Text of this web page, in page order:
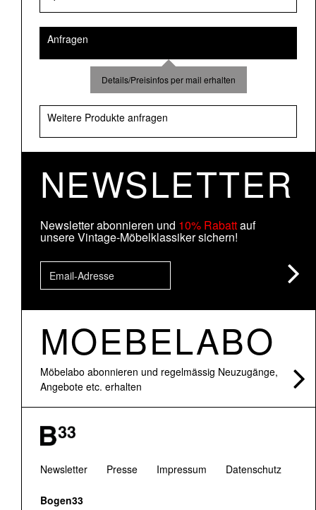
Anfragen
Details/Preisinfos per mail erhalten
Weitere Produkte anfragen
NEWSLETTER
Newsletter abonnieren und 10% Rabattauf
unsere Vintage-Möbelklassiker sichern!
MOEBELABO
Möbelabo abonnieren und regelmässig Neuzugänge,
Angebote etc. erhalten
Newsletter Presse Impressum Datenschutz
Bogen33